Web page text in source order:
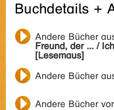
Buchdetails +
Andere Bücher
Freund, der ... /
[Lesemaus]
Andere Bücher
Andere Bücher